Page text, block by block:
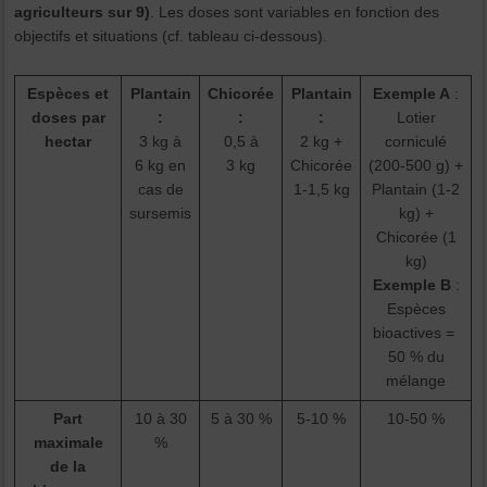
agriculteurs sur 9). Les doses sont variables en fonction des
objectifs et situations (cf. tableau ci-dessous).
Espèces et
doses par
hectar
Plantain
:
3 kg à
6 kg en
cas de
sursemis
Chicorée
:
0,5 à
3 kg
Plantain
:
2 kg +
Chicorée
1-1,5 kg
Exemple A :
Lotier
corniculé
(200-500 g) +
Plantain (1-2
kg) +
Chicorée (1
kg)
Exemple B :
Espèces
bioactives =
50 % du
mélange
Part
maximale
de la
10 à 30
%
5 à 30 % 5-10 % 10-50 %